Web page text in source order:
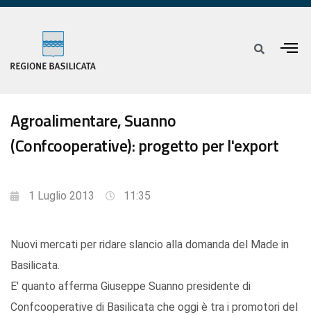
Agroalimentare, Suanno
(Confcooperative): progetto per l'export
1 Luglio 2013 11:35
Nuovi mercati per ridare slancio alla domanda del Made in
Basilicata.
E' quanto afferma Giuseppe Suanno presidente di
Confcooperative di Basilicata che oggi è tra i promotori del